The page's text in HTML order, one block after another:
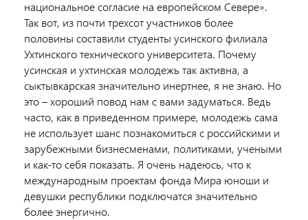
национальное согласие на европейском Севере».
Так вот, из почти трехсот участников более
половины составили студенты усинского филиала
Ухтинского технического университета. Почему
усинская и ухтинская молодежь так активна, а
сыктывкарская значительно инертнее, я не знаю. Но
это – хороший повод нам с вами задуматься. Ведь
часто, как в приведенном примере, молодежь сама
не использует шанс познакомиться с российскими и
зарубежными бизнесменами, политиками, учеными
и как-то себя показать. Я очень надеюсь, что к
международным проектам фонда Мира юноши и
девушки республики подключатся значительно
более энергично.